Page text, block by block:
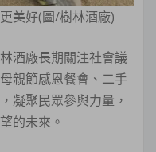
美好(圖/樹林酒廠)
酒廠長期關注社會議
親節感恩餐會、二手
凝聚民眾參與力量，
的未來。